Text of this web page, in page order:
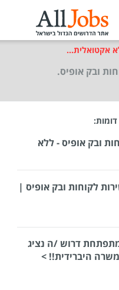
אקטואלית...
ובק אופיס.
ובק אופיס - ללא
לקוחות ובק אופיס |
דרוש /ה נציג
היברידית!! >